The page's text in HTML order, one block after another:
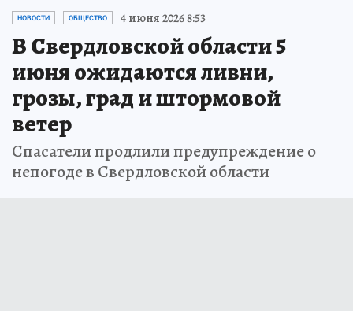
НОВОСТИ ОБЩЕСТВО 4 июня 2026 8:53
В Свердловской области 5
июня ожидаются ливни,
грозы, град и штормовой
ветер
Спасатели продлили предупреждение о
непогоде в Свердловской области